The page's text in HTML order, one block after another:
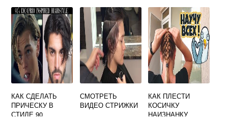
КАК СДЕЛАТЬ
ПРИЧЕСКУ В
СТИЛЕ 90
СМОТРЕТЬ
ВИДЕО СТРИЖКИ
КАК ПЛЕСТИ
КОСИЧКУ
НАИЗНАНКУ